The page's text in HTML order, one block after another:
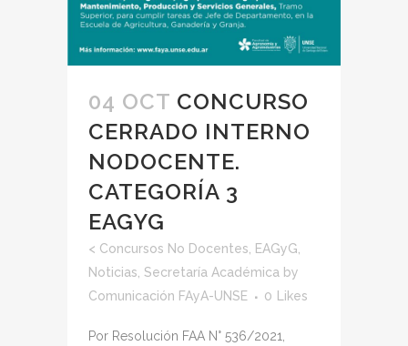
04 OCT CONCURSO
CERRADO INTERNO
NODOCENTE.
CATEGORÍA 3
EAGYG
< Concursos No Docentes, EAGyG,
Noticias, Secretaría Académica by
Comunicación FAyA-UNSE
0 Likes
Por Resolución FAA N° 536/2021,